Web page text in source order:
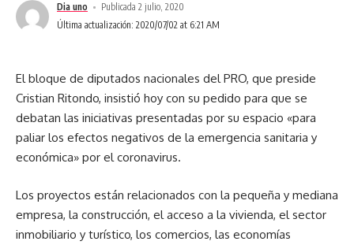
Última actualización: 2020/07/02 at 6:21 AM
Dia uno Publicada 2 julio, 2020
El bloque de diputados nacionales del PRO, que preside
Cristian Ritondo, insistió hoy con su pedido para que se
debatan las iniciativas presentadas por su espacio «para
paliar los efectos negativos de la emergencia sanitaria y
económica» por el coronavirus.
Los proyectos están relacionados con la pequeña y mediana
empresa, la construcción, el acceso a la vivienda, el sector
inmobiliario y turístico, los comercios, las economías